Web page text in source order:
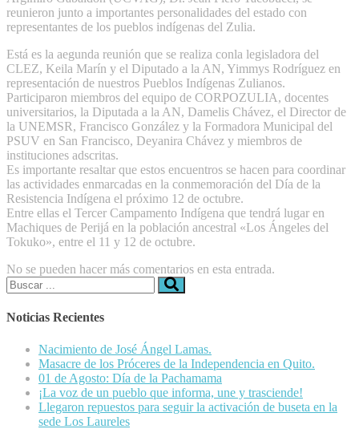
reunieron junto a importantes personalidades del estado con
representantes de los pueblos indígenas del Zulia.
Está es la aegunda reunión que se realiza conla legisladora del
CLEZ, Keila Marín y el Diputado a la AN, Yimmys Rodríguez en
representación de nuestros Pueblos Indígenas Zulianos.
Participaron miembros del equipo de CORPOZULIA, docentes
universitarios, la Diputada a la AN, Damelis Chávez, el Director de
la UNEMSR, Francisco González y la Formadora Municipal del
PSUV en San Francisco, Deyanira Chávez y miembros de
instituciones adscritas.
Es importante resaltar que estos encuentros se hacen para coordinar
las actividades enmarcadas en la conmemoración del Día de la
Resistencia Indígena el próximo 12 de octubre.
Entre ellas el Tercer Campamento Indígena que tendrá lugar en
Machiques de Perijá en la población ancestral «Los Ángeles del
Tokuko», entre el 11 y 12 de octubre.
No se pueden hacer más comentarios en esta entrada.
Buscar:
Noticias Recientes
Nacimiento de José Ángel Lamas.
Masacre de los Próceres de la Independencia en Quito.
01 de Agosto: Día de la Pachamama
¡La voz de un pueblo que informa, une y trasciende!
Llegaron repuestos para seguir la activación de buseta en la
sede Los Laureles